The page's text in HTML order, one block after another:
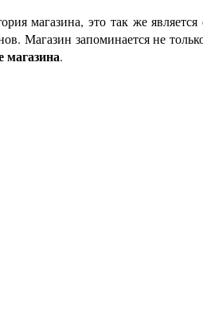
магазина, это так же
Магазин запоминается не
магазина.